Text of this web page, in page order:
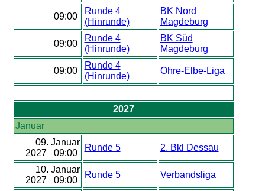
09:00
Runde 4
(Hinrunde)
BK Nord
Magdeburg
09:00
Runde 4
(Hinrunde)
BK Süd
Magdeburg
09:00
Runde 4
(Hinrunde)
Ohre-Elbe-Liga
2027
Januar
09. Januar
2027 09:00
Runde 5 2. Bkl Dessau
10. Januar
2027 09:00
Runde 5 Verbandsliga